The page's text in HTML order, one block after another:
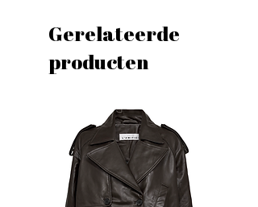
Gerelateerde
producten